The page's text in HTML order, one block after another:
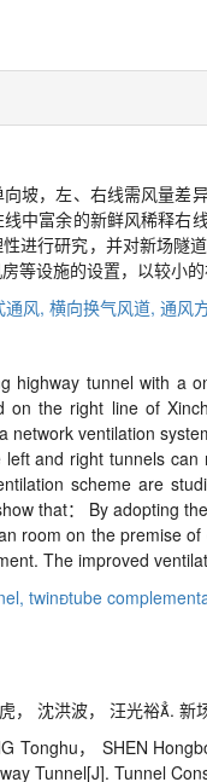
坡，左、右线需风量差
中富余的新鲜风稀释右
进行研究，并对新场隧
等设施的设置，以较小
通风, 横向换气风道, 通风
highway tunnel with a
on the right line of
network ventilation
and right tunnels
scheme are
that： By adopting
room on the premise
The improved
twintube
， 沈洪波， 汪光裕. 新
Tonghu， SHEN
Tunnel[J]. Tunnel